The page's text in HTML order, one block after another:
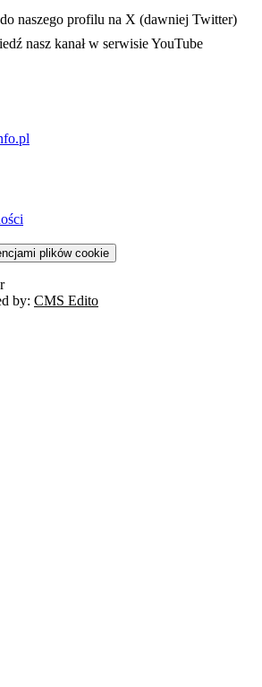
karcie
naszego profilu na X (dawniej Twitter)
się w nowej karcie
nasz kanał w serwisie YouTube
plików cookie
by: CMS Edito